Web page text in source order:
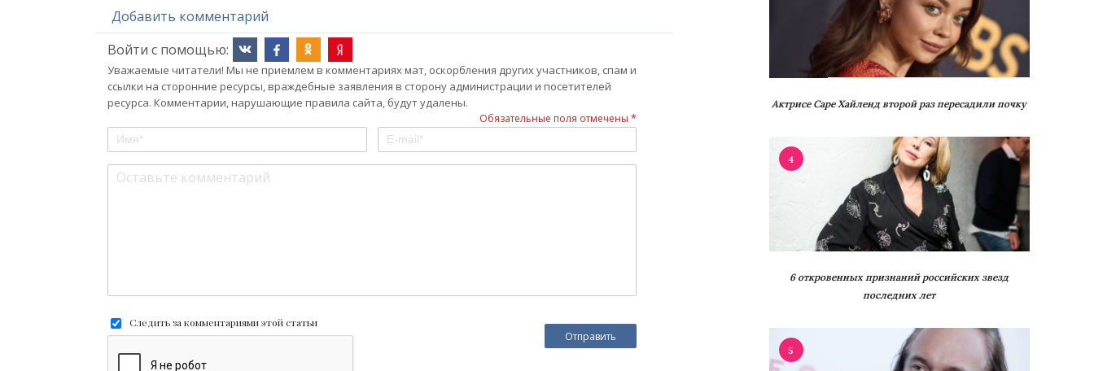
Добавить комментарий
Войти с помощью:
Уважаемые читатели! Мы не приемлем в комментариях мат, оскорбления других участников, спам и
ссылки на сторонние ресурсы, враждебные заявления в сторону администрации и посетителей
ресурса. Комментарии, нарушающие правила сайта, будут удалены.
Обязательные поля отмечены *
Следить за комментариями этой статьи
Актрисе Саре Хайленд второй раз пересадили почку
4
6 откровенных признаний российских звезд
последних лет
5